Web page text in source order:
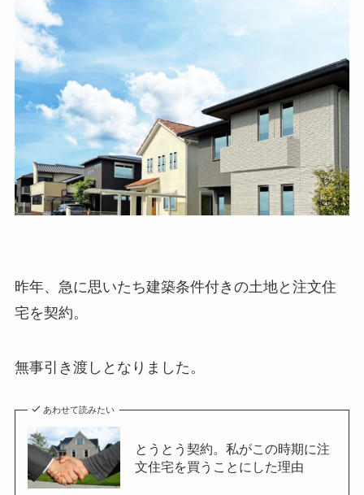
昨年、急に思いたち建築条件付きの土地と注文住
宅を契約。
無事引き渡しとなりました。
あわせて読みたい
とうとう契約。私がこの時期に注
文住宅を買うことにした理由